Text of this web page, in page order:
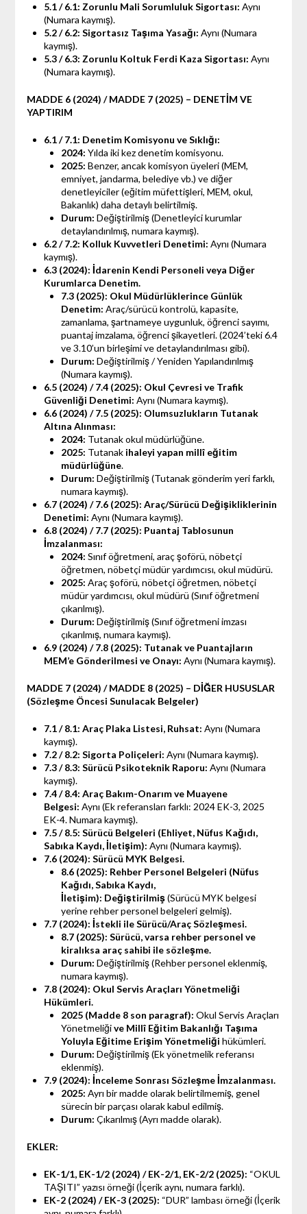
5.1 / 6.1: Zorunlu Mali Sorumluluk Sigortası: Aynı
(Numara kaymış).
5.2 / 6.2: Sigortasız Taşıma Yasağı: Aynı (Numara
kaymış).
5.3 / 6.3: Zorunlu Koltuk Ferdi Kaza Sigortası: Aynı
(Numara kaymış).
MADDE 6 (2024) / MADDE 7 (2025) – DENETİM VE
YAPTIRIM
6.1 / 7.1: Denetim Komisyonu ve Sıklığı:
2024: Yılda iki kez denetim komisyonu.
2025: Benzer, ancak komisyon üyeleri (MEM,
emniyet, jandarma, belediye vb.) ve diğer
denetleyiciler (eğitim müfettişleri, MEM, okul,
Bakanlık) daha detaylı belirtilmiş.
Durum: Değiştirilmiş (Denetleyici kurumlar
detaylandırılmış, numara kaymış).
6.2 / 7.2: Kolluk Kuvvetleri Denetimi: Aynı (Numara
kaymış).
6.3 (2024): İdarenin Kendi Personeli veya Diğer
Kurumlarca Denetim.
7.3 (2025): Okul Müdürlüklerince Günlük
Denetim: Araç/sürücü kontrolü, kapasite,
zamanlama, şartnameye uygunluk, öğrenci sayımı,
puantaj imzalama, öğrenci şikayetleri. (2024’teki 6.4
ve 3.10’un birleşimi ve detaylandırılması gibi).
Durum: Değiştirilmiş / Yeniden Yapılandırılmış
(Numara kaymış).
6.5 (2024) / 7.4 (2025): Okul Çevresi ve Trafik
Güvenliği Denetimi: Aynı (Numara kaymış).
6.6 (2024) / 7.5 (2025): Olumsuzlukların Tutanak
Altına Alınması:
2024: Tutanak okul müdürlüğüne.
2025: Tutanak ihaleyi yapan millî eğitim
müdürlüğüne.
Durum: Değiştirilmiş (Tutanak gönderim yeri farklı,
numara kaymış).
6.7 (2024) / 7.6 (2025): Araç/Sürücü Değişikliklerinin
Denetimi: Aynı (Numara kaymış).
6.8 (2024) / 7.7 (2025): Puantaj Tablosunun
İmzalanması:
2024: Sınıf öğretmeni, araç şoförü, nöbetçi
öğretmen, nöbetçi müdür yardımcısı, okul müdürü.
2025: Araç şoförü, nöbetçi öğretmen, nöbetçi
müdür yardımcısı, okul müdürü (Sınıf öğretmeni
çıkarılmış).
Durum: Değiştirilmiş (Sınıf öğretmeni imzası
çıkarılmış, numara kaymış).
6.9 (2024) / 7.8 (2025): Tutanak ve Puantajların
MEM’e Gönderilmesi ve Onayı: Aynı (Numara kaymış).
MADDE 7 (2024) / MADDE 8 (2025) – DİĞER HUSUSLAR
(Sözleşme Öncesi Sunulacak Belgeler)
7.1 / 8.1: Araç Plaka Listesi, Ruhsat: Aynı (Numara
kaymış).
7.2 / 8.2: Sigorta Poliçeleri: Aynı (Numara kaymış).
7.3 / 8.3: Sürücü Psikoteknik Raporu: Aynı (Numara
kaymış).
7.4 / 8.4: Araç Bakım-Onarım ve Muayene
Belgesi: Aynı (Ek referansları farklı: 2024 EK-3, 2025
EK-4. Numara kaymış).
7.5 / 8.5: Sürücü Belgeleri (Ehliyet, Nüfus Kağıdı,
Sabıka Kaydı, İletişim): Aynı (Numara kaymış).
7.6 (2024): Sürücü MYK Belgesi.
8.6 (2025): Rehber Personel Belgeleri (Nüfus
Kağıdı, Sabıka Kaydı,
İletişim): Değiştirilmiş(Sürücü MYK belgesi
yerine rehber personel belgeleri gelmiş).
7.7 (2024): İstekli ile Sürücü/Araç Sözleşmesi.
8.7 (2025): Sürücü, varsa rehber personel ve
kiralıksa araç sahibi ile sözleşme.
Durum: Değiştirilmiş (Rehber personel eklenmiş,
numara kaymış).
7.8 (2024): Okul Servis Araçları Yönetmeliği
Hükümleri.
2025 (Madde 8 son paragraf): Okul Servis Araçları
Yönetmeliğive Millî Eğitim Bakanlığı Taşıma
Yoluyla Eğitime Erişim Yönetmeliği hükümleri.
Durum: Değiştirilmiş (Ek yönetmelik referansı
eklenmiş).
7.9 (2024): İnceleme Sonrası Sözleşme İmzalanması.
2025: Ayrı bir madde olarak belirtilmemiş, genel
sürecin bir parçası olarak kabul edilmiş.
Durum: Çıkarılmış (Ayrı madde olarak).
EKLER:
EK-1/1, EK-1/2 (2024) / EK-2/1, EK-2/2 (2025): “OKUL
TAŞITI” yazısı örneği (İçerik aynı, numara farklı).
EK-2 (2024) / EK-3 (2025): “DUR” lambası örneği (İçerik